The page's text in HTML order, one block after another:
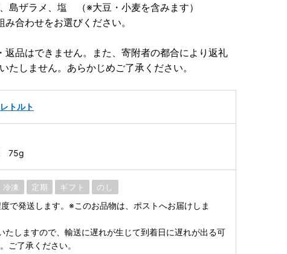
島ザラメ、塩 （※大豆・小麦を含みます）
合わせをお選びください。
品はできません。また、寄附者の都合により返礼
しません。あらかじめご了承ください。
トルト
75g
冷凍 定期 ギフト のし
で発送します。※このお品物は、ポストへお届けしま
たしますので、輸送に遅れが生じて到着日に遅れが出る可
ご了承ください。